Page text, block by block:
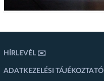
HÍRLEVÉL ✉️
ADATKEZELÉSI TÁJÉKOZTATÓ